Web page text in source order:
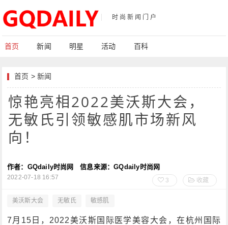
时尚新闻门户
首页 新闻 明星 活动 百科
首页 >新闻
惊艳亮相2022美沃斯大会，
无敏氏引领敏感肌市场新风
向！
作者：GQdaily时尚网 信息来源：GQdaily时尚网
2022-07-18 16:57 3 收藏
美沃斯大会 无敏氏 敏感肌
7月15日，2022美沃斯国际医学美容大会，在杭州国际